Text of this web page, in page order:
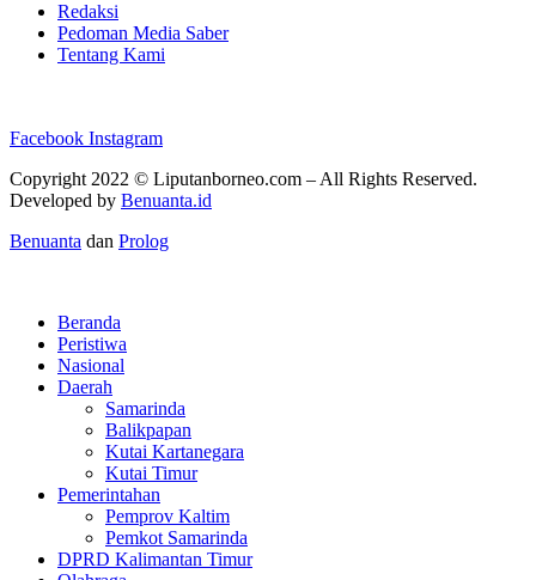
Redaksi
Pedoman Media Saber
Tentang Kami
Facebook Instagram
Copyright 2022 © Liputanborneo.com – All Rights Reserved.
Developed by Benuanta.id
Benuanta dan Prolog
Beranda
Peristiwa
Nasional
Daerah
Samarinda
Balikpapan
Kutai Kartanegara
Kutai Timur
Pemerintahan
Pemprov Kaltim
Pemkot Samarinda
DPRD Kalimantan Timur